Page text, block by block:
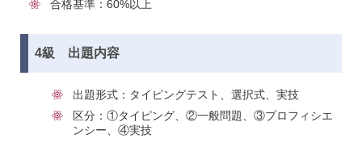
合格基準：60%以上
4級 出題内容
出題形式：タイピングテスト、選択式、実技
区分：①タイピング、②一般問題、③プロフィシエ
ンシー、④実技